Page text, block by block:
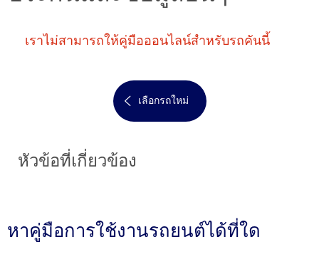
เราไม่สามารถให้คู่มือออนไลน์สำหรับรถคันนี้
เลือกรถใหม่
หัวข้อที่เกี่ยวข้อง
หาคู่มือการใช้งานรถยนต์ได้ที่ใด